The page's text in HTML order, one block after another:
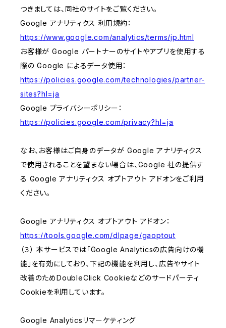
つきましては、同社のサイトをご覧ください。
Google アナリティクス 利用規約：
https://www.google.com/analytics/terms/jp.html
お客様が Google パートナーのサイトやアプリを使用する
際の Google によるデータ使用：
https://policies.google.com/technologies/partner-
sites?hl=ja
Google プライバシーポリシー：
https://policies.google.com/privacy?hl=ja
なお、お客様はご自身のデータが Google アナリティクス
で使用されることを望まない場合は、Google 社の提供す
る Google アナリティクス オプトアウト アドオンをご利用
ください。
Google アナリティクス オプトアウト アドオン：
https://tools.google.com/dlpage/gaoptout
（３） 本サービスでは「Google Analyticsの広告向けの機
能」を有効にしており、下記の機能を利用し、広告やサイト
改善のためDoubleClick Cookieなどのサードパーティ
Cookieを利用しています。
Google Analyticsリマーケティング